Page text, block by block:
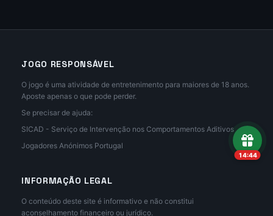
JOGO RESPONSÁVEL
O jogo é uma atividade de entretenimento para maiores de 18 anos.
Aposte apenas o que pode perder.
Se precisar de ajuda:
SICAD - Serviço de Intervenção nos Comportamentos Aditivos
Jogadores Anónimos Portugal
INFORMAÇÃO LEGAL
O conteúdo deste site é informativo e não constitui
aconselhamento financeiro ou jurídico.
14:43